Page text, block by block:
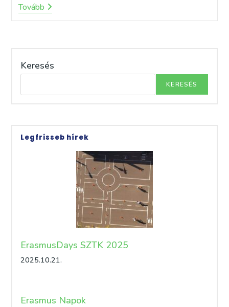
TovábbSzeged
Nevezetességei
Program
A
Keresés
KERESÉS
Legfrisseb hírek
ErasmusDays SZTK 2025
2025.10.21.
Erasmus Napok